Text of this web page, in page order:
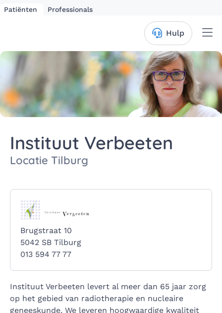
Patiënten Professionals
Hulp
Instituut Verbeeten
Locatie Tilburg
Instituut Verbeeten levert al meer dan 65 jaar zorg
op het gebied van radiotherapie en nucleaire
geneeskunde. We leveren hoogwaardige kwaliteit
Brugstraat 10
5042 SB Tilburg
013 594 77 77